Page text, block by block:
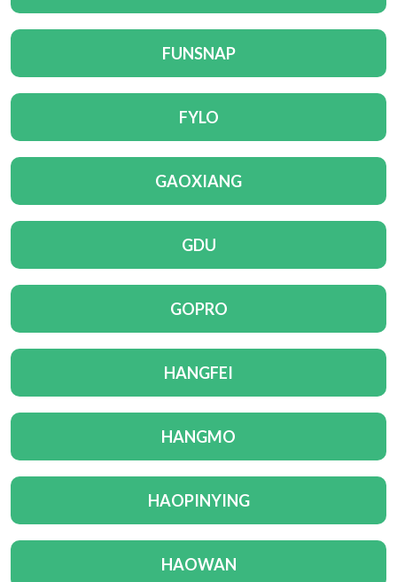
FUNSNAP
FYLO
GAOXIANG
GDU
GOPRO
HANGFEI
HANGMO
HAOPINYING
HAOWAN